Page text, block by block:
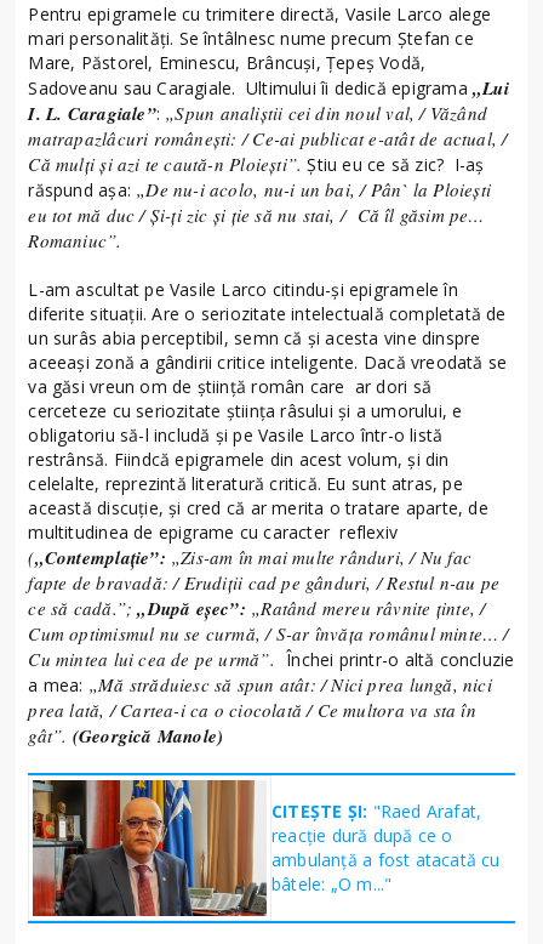
Pentru epigramele cu trimitere directă, Vasile Larco alege
mari personalităţi. Se întâlnesc nume precum Ştefan ce
Mare, Păstorel, Eminescu, Brâncuşi, Ţepeş Vodă,
Sadoveanu sau Caragiale. Ultimului îi dedică epigrama „Lui
I. L. Caragiale”: „Spun analiştii cei din noul val, / Văzând
matrapazlâcuri româneşti: / Ce-ai publicat e-atât de actual, /
Că mulţi şi azi te caută-n Ploieşti”. Ştiu eu ce să zic? I-aş
răspund aşa: „De nu-i acolo, nu-i un bai, / Pân` la Ploieşti
eu tot mă duc / Şi-ţi zic şi ţie să nu stai, / Că îl găsim pe…
Romaniuc”.
L-am ascultat pe Vasile Larco citindu-şi epigramele în
diferite situaţii. Are o seriozitate intelectuală completată de
un surâs abia perceptibil, semn că şi acesta vine dinspre
aceeaşi zonă a gândirii critice inteligente. Dacă vreodată se
va găsi vreun om de ştiinţă român care ar dori să
cerceteze cu seriozitate ştiinţa râsului şi a umorului, e
obligatoriu să-l includă şi pe Vasile Larco într-o listă
restrânsă. Fiindcă epigramele din acest volum, şi din
celelalte, reprezintă literatură critică. Eu sunt atras, pe
această discuţie, şi cred că ar merita o tratare aparte, de
multitudinea de epigrame cu caracter reflexiv
(„Contemplaţie”: „Zis-am în mai multe rânduri, / Nu fac
fapte de bravadă: / Erudiţii cad pe gânduri, / Restul n-au pe
ce să cadă.”;„După eşec”: „Ratând mereu râvnite ţinte, /
Cum optimismul nu se curmă, / S-ar învăţa românul minte… /
Cu mintea lui cea de pe urmă”.Închei printr-o altă concluzie
a mea: „Mă străduiesc să spun atât: / Nici prea lungă, nici
prea lată, / Cartea-i ca o ciocolată / Ce multora va sta în
gât”. (Georgică Manole)
CITEȘTE ȘI: "Raed Arafat,
reacție dură după ce o
ambulanță a fost atacată cu
bâtele: „O m..."